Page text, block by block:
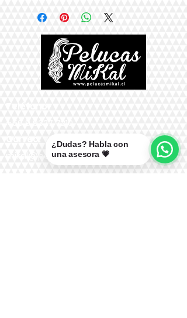
mikal@pelucasmikal.cl
¿Dudas? Habla con
una asesora 💗